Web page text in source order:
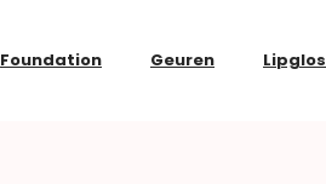
Foundation Geuren